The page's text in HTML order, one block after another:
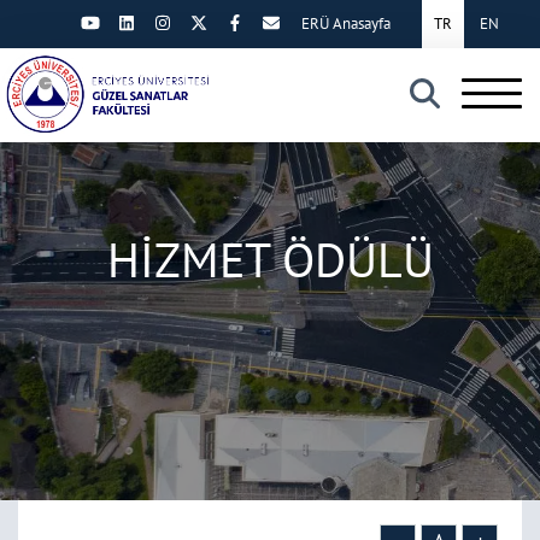
×
TR EN
ERÜ Anasayfa
HİZMET ÖDÜLÜ